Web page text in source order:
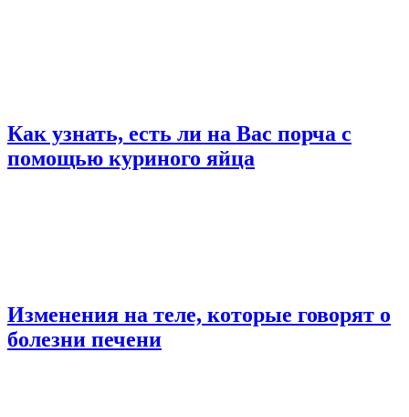
Как узнать, есть ли на Вас порча с
помощью куриного яйца
Изменения на теле, которые говорят о
болезни печени